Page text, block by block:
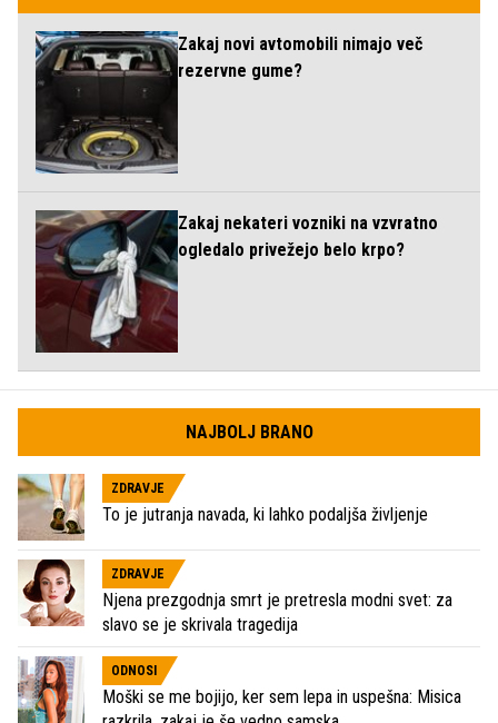
Zakaj novi avtomobili nimajo več
rezervne gume?
Zakaj nekateri vozniki na vzvratno
ogledalo privežejo belo krpo?
NAJBOLJ BRANO
ZDRAVJE
To je jutranja navada, ki lahko podaljša življenje
ZDRAVJE
Njena prezgodnja smrt je pretresla modni svet: za
slavo se je skrivala tragedija
ODNOSI
Moški se me bojijo, ker sem lepa in uspešna: Misica